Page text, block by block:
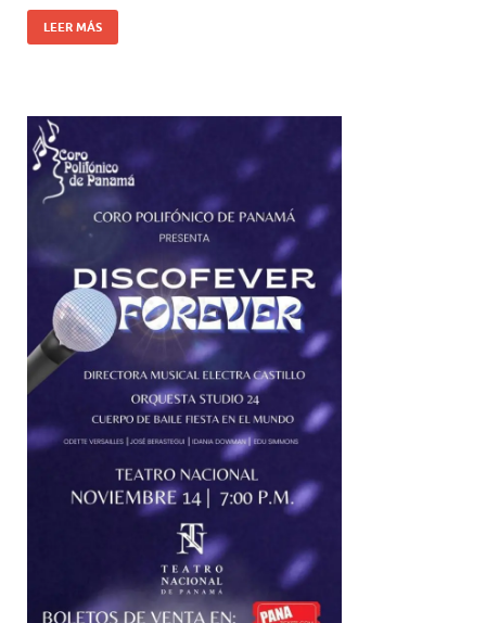
LEER MÁS